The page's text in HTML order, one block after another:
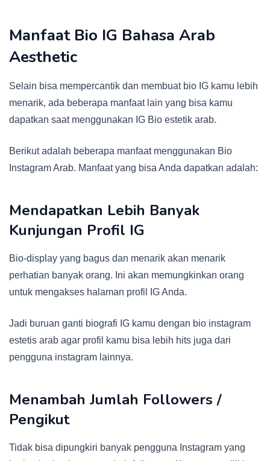
Manfaat Bio IG Bahasa Arab
Aesthetic
Selain bisa mempercantik dan membuat bio IG kamu lebih
menarik, ada beberapa manfaat lain yang bisa kamu
dapatkan saat menggunakan IG Bio estetik arab.
Berikut adalah beberapa manfaat menggunakan Bio
Instagram Arab. Manfaat yang bisa Anda dapatkan adalah:
Mendapatkan Lebih Banyak
Kunjungan Profil IG
Bio-display yang bagus dan menarik akan menarik
perhatian banyak orang. Ini akan memungkinkan orang
untuk mengakses halaman profil IG Anda.
Jadi buruan ganti biografi IG kamu dengan bio instagram
estetis arab agar profil kamu bisa lebih hits juga dari
pengguna instagram lainnya.
Menambah Jumlah Followers /
Pengikut
Tidak bisa dipungkiri banyak pengguna Instagram yang